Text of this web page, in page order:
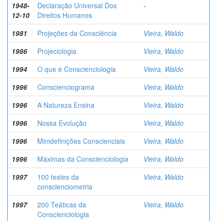
1948-
12-10
Declaração Universal Dos
Direitos Humanos
-
1981 Projeções da Consciência
Vieira, Waldo
1986
Projeciologia
Vieira, Waldo
1994
O que é Conscienciologia
Vieira, Waldo
1996
Conscienciograma
Vieira, Waldo
1996
A Natureza Ensina
Vieira, Waldo
1996
Nossa Evolução
Vieira, Waldo
1996
Minidefinições Conscienciais
Vieira, Waldo
1996
Máximas da Conscienciologia
Vieira, Waldo
1997
100 testes da
conscienciometria
Vieira, Waldo
1997
200 Teáticas da
Conscienciologia
Vieira, Waldo